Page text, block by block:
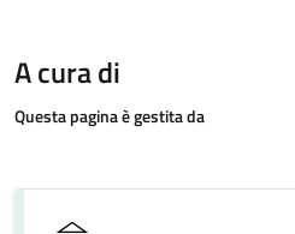
A cura di
Questa pagina è gestita da